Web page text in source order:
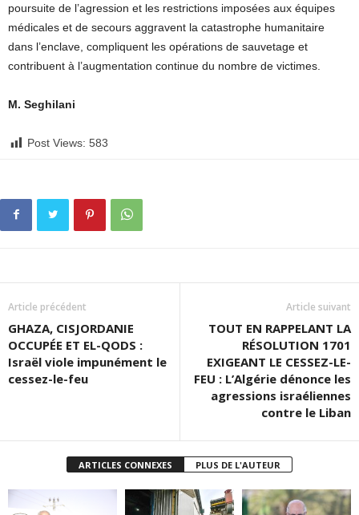
poursuite de l’agression et les restrictions imposées aux équipes
médicales et de secours aggravent la catastrophe humanitaire
dans l’enclave, compliquent les opérations de sauvetage et
contribuent à l’augmentation continue du nombre de victimes.
M. Seghilani
Post Views: 583
Article précédent
GHAZA, CISJORDANIE
OCCUPÉE ET EL-QODS :
Israël viole impunément le
cessez-le-feu
Article suivant
TOUT EN RAPPELANT LA
RÉSOLUTION 1701
EXIGEANT LE CESSEZ-LE-
FEU : L’Algérie dénonce les
agressions israéliennes
contre le Liban
ARTICLES CONNEXES PLUS DE L'AUTEUR